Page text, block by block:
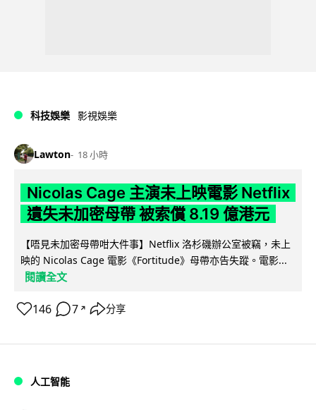
科技娛樂 影視娛樂
Lawton 18 小時
Nicolas Cage 主演未上映電影 Netflix
遺失未加密母帶 被索償 8.19 億港元
【唔見未加密母帶咁大件事】Netflix 洛杉磯辦公室被竊，未上
映的 Nicolas Cage 電影《Fortitude》母帶亦告失蹤。電影...
閱讀全文
146 7 ↗ 分享
人工智能